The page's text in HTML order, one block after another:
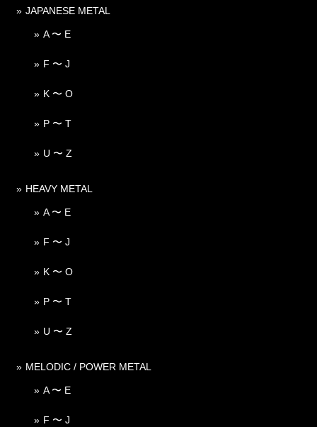
JAPANESE METAL
A 〜 E
F 〜 J
K 〜 O
P 〜 T
U 〜 Z
HEAVY METAL
A 〜 E
F 〜 J
K 〜 O
P 〜 T
U 〜 Z
MELODIC / POWER METAL
A 〜 E
F 〜 J